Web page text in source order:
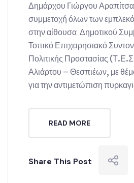
Δημάρχου Γιώργου Αραπίτσα
συμμετοχή όλων των
στην αίθουσα Δημοτικού
Τοπικό Επιχειρησιακό
Πολιτικής Προστασίας
Αλιάρτου – Θεσπιέων, με
για την αντιμετώπιση
READ MORE
Share This Post